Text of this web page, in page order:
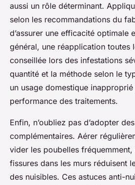
aussi un rôle déterminant.
selon les recommandations du
d’assurer une efficacité optimale
général, une réapplication toutes
conseillée lors des infestations
quantité et la méthode selon le
un usage domestique
performance des traitements.
Enfin, n’oubliez pas d’adopter
complémentaires. Aérer
vider les poubelles fréquemment,
fissures dans les murs réduisent
des nuisibles. Ces astuces anti-